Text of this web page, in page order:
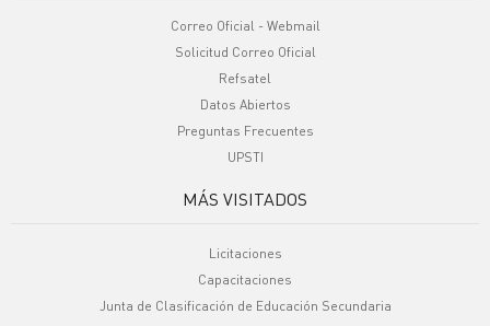
Correo Oficial - Webmail
Solicitud Correo Oficial
Refsatel
Datos Abiertos
Preguntas Frecuentes
UPSTI
MÁS VISITADOS
Licitaciones
Capacitaciones
Junta de Clasificación de Educación Secundaria